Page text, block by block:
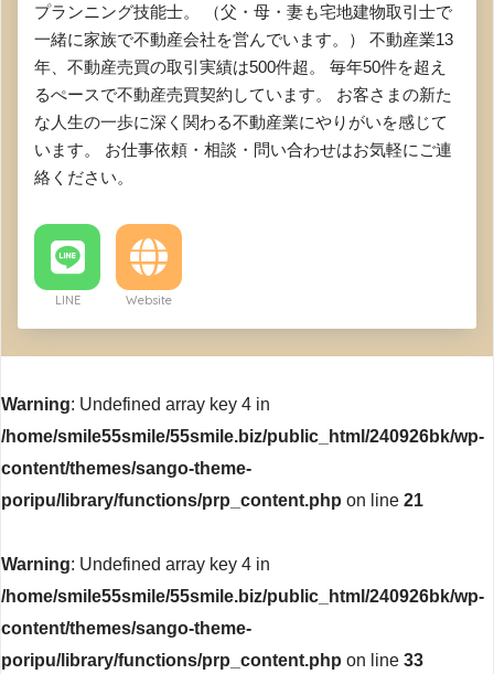
プランニング技能士。 （父・母・妻も宅地建物取引士で
一緒に家族で不動産会社を営んでいます。） 不動産業13
年、不動産売買の取引実績は500件超。 毎年50件を超え
るぺースで不動産売買契約しています。 お客さまの新た
な人生の一歩に深く関わる不動産業にやりがいを感じて
います。 お仕事依頼・相談・問い合わせはお気軽にご連
絡ください。
LINE Website
Warning: Undefined array key 4 in
/home/smile55smile/55smile.biz/public_html/240926bk/wp-
content/themes/sango-theme-
poripu/library/functions/prp_content.php on line 21
Warning: Undefined array key 4 in
/home/smile55smile/55smile.biz/public_html/240926bk/wp-
content/themes/sango-theme-
poripu/library/functions/prp_content.php on line 33